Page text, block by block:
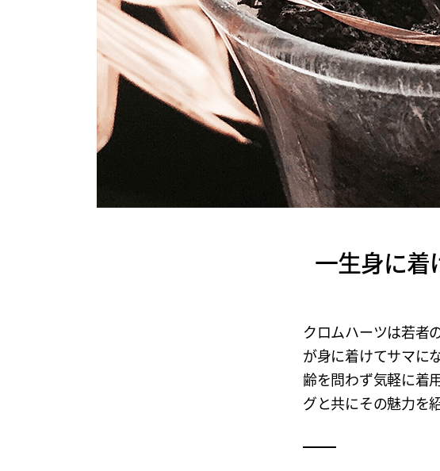
一生身に着
クロムハーツは若者
が身に着けてサマに
齢を問わず気軽に着
グと共にその魅力を